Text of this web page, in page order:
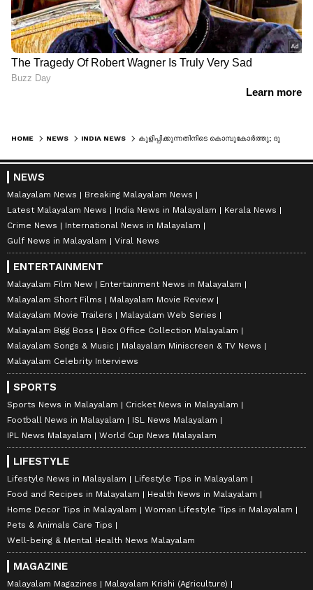
HOME NEWS INDIA NEWS
NEWS
Malayalam News
Breaking Malayalam News
Latest Malayalam News
India News in Malayalam
Kerala News
Crime News
International News in Malayalam
Gulf News in Malayalam
Viral News
ENTERTAINMENT
Malayalam Film New
Entertainment News in Malayalam
Malayalam Short Films
Malayalam Movie Review
Malayalam Movie Trailers
Malayalam Web Series
Malayalam Bigg Boss
Box Office Collection Malayalam
Malayalam Songs & Music
Malayalam Miniscreen & TV News
Malayalam Celebrity Interviews
SPORTS
Sports News in Malayalam
Cricket News in Malayalam
Football News in Malayalam
ISL News Malayalam
IPL News Malayalam
World Cup News Malayalam
LIFESTYLE
Lifestyle News in Malayalam
Lifestyle Tips in Malayalam
Food and Recipes in Malayalam
Health News in Malayalam
Home Decor Tips in Malayalam
Woman Lifestyle Tips in Malayalam
Pets & Animals Care Tips
Well-being & Mental Health News Malayalam
MAGAZINE
Malayalam Magazines
Malayalam Krishi (Agriculture)